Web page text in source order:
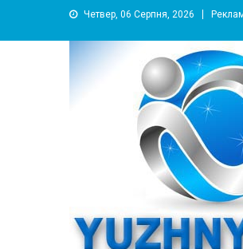
Четвер, 06 Серпня, 2026
информационный